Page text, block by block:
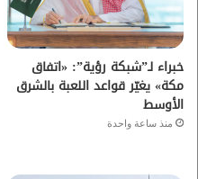
ك
خبراء لـ”شبكة رؤية”: «اتفاق
مكة» يغيّر قواعد اللعبة بالشرق
الأوسط
منذ ساعة واحدة